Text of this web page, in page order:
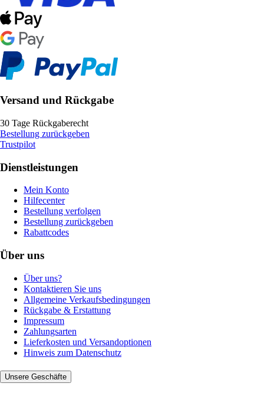
Versand und Rückgabe
30 Tage Rückgaberecht
Bestellung zurückgeben
Trustpilot
Dienstleistungen
Mein Konto
Hilfecenter
Bestellung verfolgen
Bestellung zurückgeben
Rabattcodes
Über uns
Über uns?
Kontaktieren Sie uns
Allgemeine Verkaufsbedingungen
Rückgabe & Erstattung
Impressum
Zahlungsarten
Lieferkosten und Versandoptionen
Hinweis zum Datenschutz
Unsere Geschäfte